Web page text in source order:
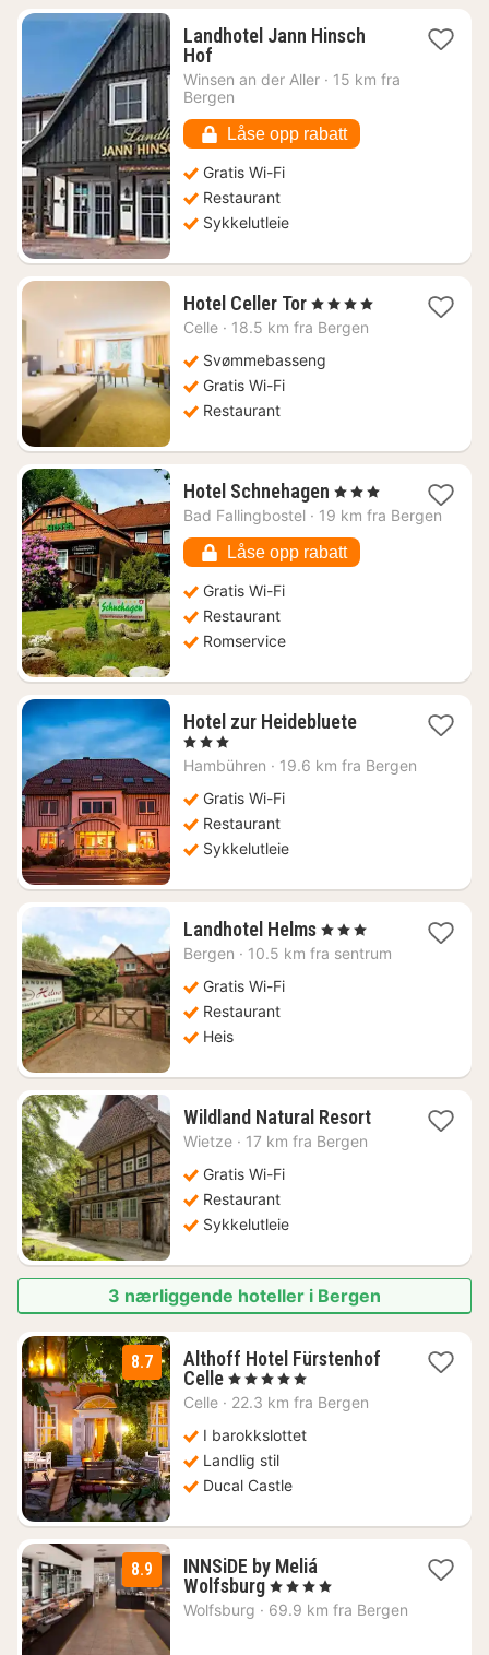
Landhotel Jann Hinsch
Hof1
natt
fra
1769
kr.
Winsen an der Aller · 15 km fra
Bergen
Låse opp rabatt
Gratis Wi-Fi
Restaurant
Sykkelutleie
Hotel Celler Tor1
natt
1532
, 4 Stjerner
Celle · 18.5 km fra Bergen
Svømmebasseng
Gratis Wi-Fi
Restaurant
Hotel Schnehagen 1
natt
875
kr.
, 3 Stjerner
Bad Fallingbostel · 19 km fra Bergen
Låse opp rabatt
Gratis Wi-Fi
Restaurant
Romservice
Hotel zur Heidebluete1
fra
, 3 Stjerner
Hambühren · 19.6 km fra Bergen
Gratis Wi-Fi
Restaurant
Sykkelutleie
Landhotel Helms1
natt
, 3 Stjerner
Bergen · 10.5 km fra sentrum
Gratis Wi-Fi
Restaurant
Heis
Wildland Natural Resort1
Wietze · 17 km fra Bergen
Gratis Wi-Fi
Restaurant
Sykkelutleie
3 nærliggende hoteller i Bergen
8.7
Althoff Hotel Fürstenhof
Celle3
netter
1828
kr.
, 5 Stjerner
Celle · 22.3 km fra Bergen
I barokkslottet
Landlig stil
Ducal Castle
8.9
INNSiDE by Meliá
Wolfsburg3
netter
, 4 Stjerner
Wolfsburg · 69.9 km fra Bergen